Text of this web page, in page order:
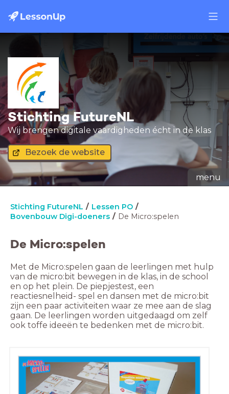
Stichting FutureNL
Wij brengen digitale vaardigheden écht in de klas
Bezoek de website
menu
Stichting FutureNL
Lessen PO
Bovenbouw Digi-doeners
De Micro:spelen
De Micro:spelen
Met de Micro:spelen gaan de leerlingen met hulp
van de micro:bit bewegen in de klas, in de school
en op het plein. De piepjestest, een
reactiesnelheid- spel en dansen met de micro:bit
zijn een paar activiteiten waar ze mee aan de slag
gaan. De leerlingen worden uitgedaagd om zelf
ook toffe ideeën te bedenken met de micro:bit.